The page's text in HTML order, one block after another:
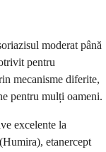
moderat până
pentru
mecanisme diferite,
pentru mulți oameni.
excelente la
etanercept